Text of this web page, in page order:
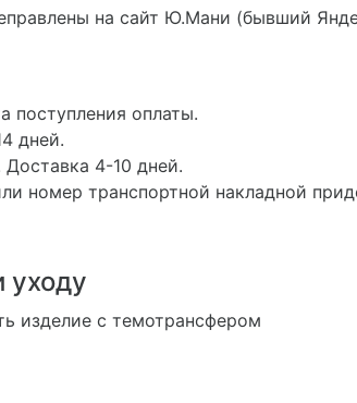
на сайт Ю.Мани (бывший
поступления оплаты.
дней.
4-10 дней.
номер транспортной накладной
уходу